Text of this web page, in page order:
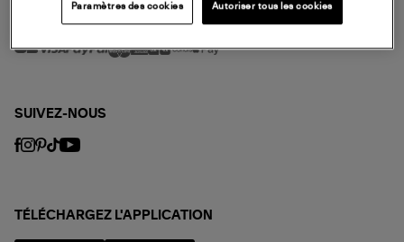
MODE DE PAIEMENT
SUIVEZ-NOUS
TÉLÉCHARGEZ L'APPLICATION
Paramètres des cookies Autoriser tous les cookies